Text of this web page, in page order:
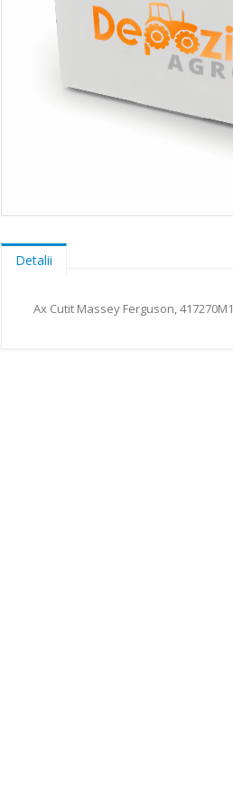
to
theDetalii
Ax Cutit Massey Ferguson, 417270M1